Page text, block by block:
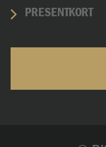
PRESENTKORT